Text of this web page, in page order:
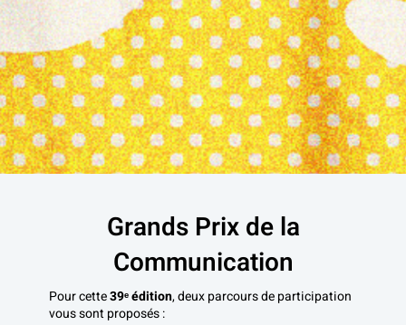
Grands Prix de la
Communication
Pour cette 39ᵉ édition, deux parcours de participation
vous sont proposés :